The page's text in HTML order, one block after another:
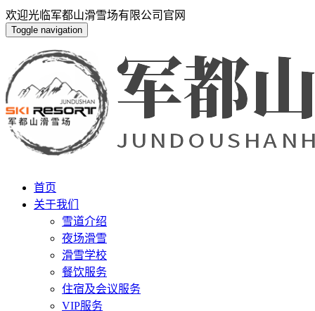
欢迎光临军都山滑雪场有限公司官网
Toggle navigation
首页
关于我们
雪道介绍
夜场滑雪
滑雪学校
餐饮服务
住宿及会议服务
VIP服务